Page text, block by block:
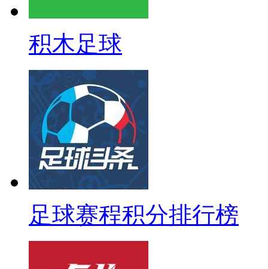
积木足球
足球赛程积分排行榜